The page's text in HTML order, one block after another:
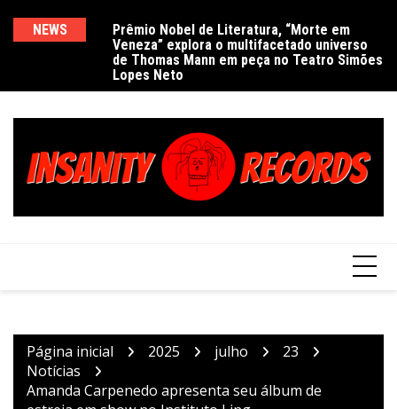
NEWS
Prêmio Nobel de Literatura, “Morte em
Veneza” explora o multifacetado universo
de Thomas Mann em peça no Teatro Simões
Lopes Neto
Página inicial 2025 julho
23
Notícias
Amanda Carpenedo apresenta seu álbum de